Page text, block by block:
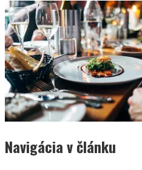
Navigácia v článku